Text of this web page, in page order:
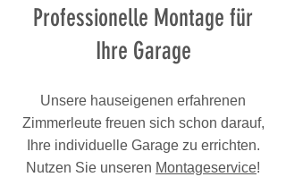
Professionelle Montage für
Ihre Garage
Unsere hauseigenen erfahrenen
Zimmerleute freuen sich schon darauf,
Ihre individuelle Garage zu errichten.
Nutzen Sie unseren Montageservice!